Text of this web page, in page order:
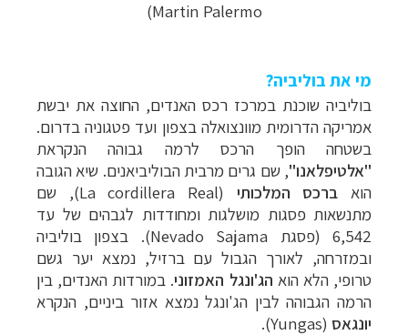
Martin Palermo)
מי את בוליביה?
בוליביה שוכנת במרכז רכס האנדים, החוצה את יבשת
אמריקה הדרומית מוונצואלה בצפון ועד פטגוניה בדרום.
בשטחה הופך הרכס לרמה גבוהה הנקראת
"אלטיפלאנו", שם גרים מרבית הבוליביאנים. שיא הגובה
הוא ברכס המלכותי (
La cordillera Real), שם
מתנשאות פסגות מושלגות ומחודדות לגבהים של עד
6,542 (פסגת
Nevado Sajama). בצפון בוליביה
ובמזרחה, לאורך הגבול עם ברזיל, נמצא יער גשם
טרופי, הלא הוא הג'ונגל האמזוני. במורדות האנדים, בין
הרמה הגבוהה לבין הג'ונגל נמצא אזור ביניים, הנקרא
יונגאס (
Yungas
).